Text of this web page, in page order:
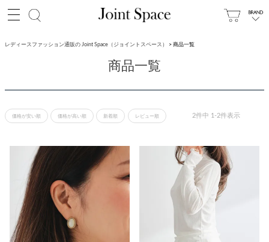
レディースファッション通販の Joint Space（ジョイントスペース） 商品一覧
商品一覧
価格が安い順 価格が高い順 新着順 レビュー順 2件中 1-2件表示